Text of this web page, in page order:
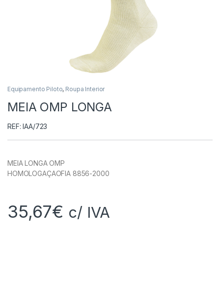
Equipamento Piloto, Roupa Interior
MEIA OMP LONGA
REF: IAA/723
MEIA LONGA OMP
HOMOLOGAÇAOFIA 8856-2000
35,67€ c/ IVA